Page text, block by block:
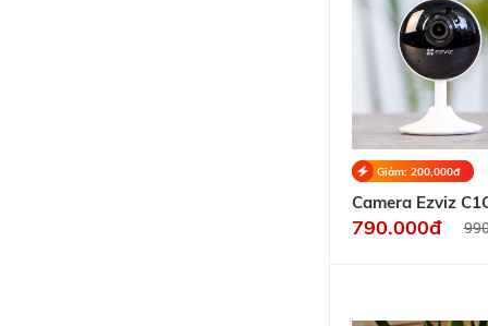
Giảm: 200,000đ
Camera Ezviz
1080p
790.000đ